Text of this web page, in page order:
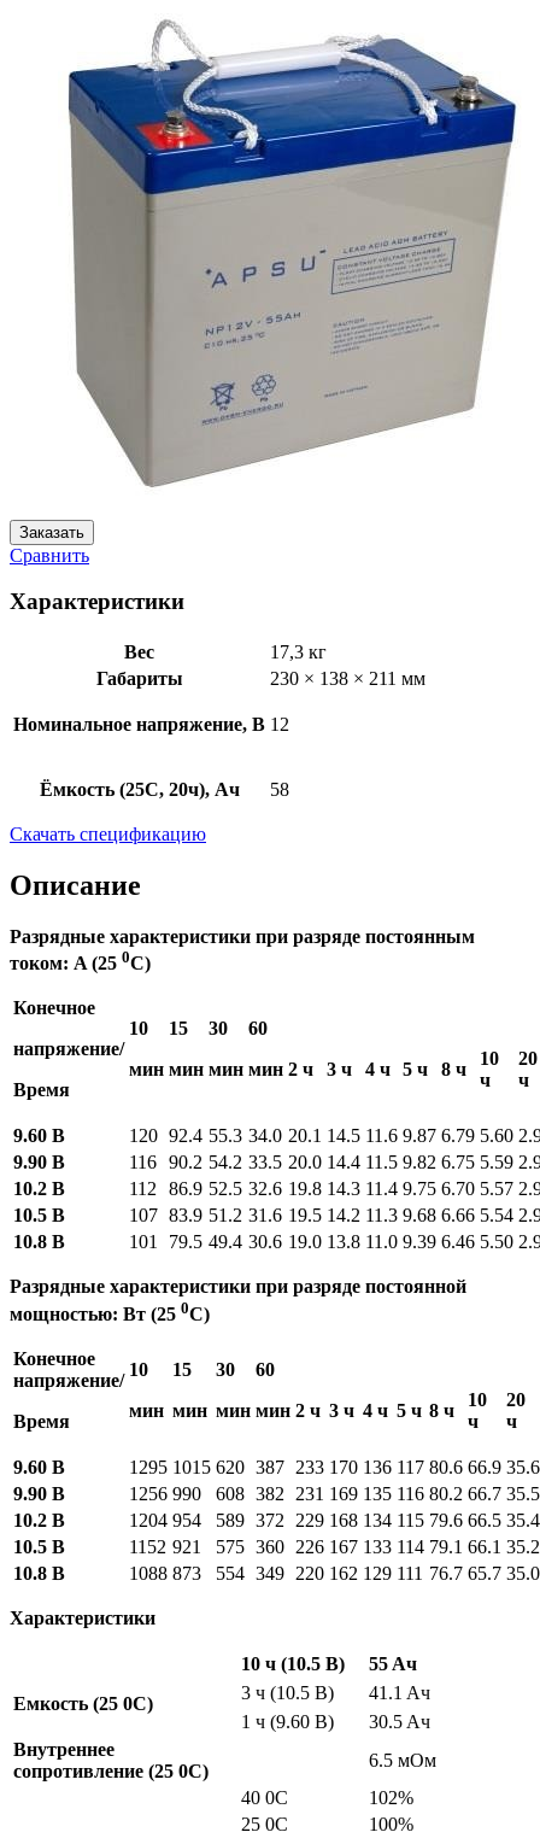
Заказать
Сравнить
Характеристики
Вес
17,3 кг
Габариты
230 × 138 × 211 мм
Номинальное напряжение, В 12
Ёмкость (25C, 20ч), Ач 58
Скачать спецификацию
Описание
Разрядные характеристики при разряде постоянным
током: A (25 0C)
Конечное
напряжение/
Время
10
мин
15
мин
30
мин
60
мин 2 ч 3 ч 4 ч 5 ч 8 ч
10
ч
20
ч
9.60 В 120 92.4 55.3 34.0 20.1 14.5 11.6 9.87 6.79 5.60
9.90 В
116 90.2 54.2 33.5 20.0 14.4 11.5 9.82 6.75 5.59
10.2 В
112 86.9 52.5 32.6 19.8 14.3 11.4 9.75 6.70 5.57
10.5 В
107 83.9 51.2 31.6 19.5 14.2 11.3 9.68 6.66 5.54
10.8 В
101 79.5 49.4 30.6 19.0 13.8 11.0 9.39 6.46 5.50
Разрядные характеристики при разряде постоянной
мощностью: Вт (25 0C)
Конечное
напряжение/
Время
10
мин
15
мин
30
мин
60
мин 2 ч 3 ч 4 ч 5 ч 8 ч
10
ч
20
ч
9.60 В 1295 1015 620 387 233 170 136 117 80.6 66.9 35.6
9.90 В
1256 990 608 382 231 169 135 116 80.2 66.7 35.5
10.2 В
1204 954 589 372 229 168 134 115 79.6 66.5 35.4
10.5 В
1152 921 575 360 226 167 133 114 79.1 66.1 35.2
10.8 В
1088 873 554 349 220 162 129 111 76.7 65.7 35.0
Характеристики
Емкость (25 0C)
10 ч (10.5 В)
55 Aч
3 ч (10.5 В)
41.1 Aч
1 ч (9.60 В)
30.5 Aч
Внутреннее
сопротивление (25 0C)
6.5 мОм
40 0С
102%
25 0С
100%